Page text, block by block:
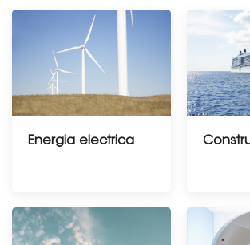
Energia electrica